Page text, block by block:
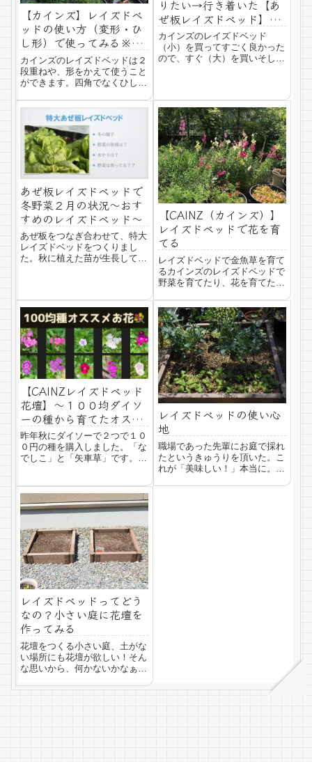
【カインズ】レイズドベ
ッドの使い方（変形・ひ
し形）で使ってみる※ひ
し形写真あり
カインズのレイズドベッドは２
段重ねや、形をかえて使うこと
ができます。四角でなくひし形
イズドベッド【ひし形】の写真
道がうねっているので、レイズ
ドベッドをひし形にして並べて
います。こちらは...
りたい→行き着いた【あ
ぜ板レイズドベッド】意
外なメリットに納得
カインズのレイズドベッド
（小）を買ってすごく良かった
ので、すぐ（大）を買いそして
経ちます。今回は、あぜ板レイ
ズドベッドの意外なメリットを
ご紹介します。あぜ板...
あぜ板レイズドベッドで
冬野菜２月の状況〜おす
すめのレイズドベッド〜
あぜ板をつなぎ合わせて、特大
レイズドベッドをつくりまし
た。秋に植えた苗が生長してい
知ったわたしは、野菜作りや花
づくりなどのガーデニングの楽
しさを知りました。...
【CAINZ（カインズ）】
レイズドベッドで花を育
てる
レイズドベッドで金魚草を育て
るカインズのレイズドベッドで
野菜を育てたり、花を育てた
３年目にして花を育ててみたの
でその経過を記録しておこうと
思います。カラフルに咲いた金
魚草です♪いろんな色で咲く金
魚草今まで、花より...
【CAINZレイズドベッド
花壇】〜１００均ダイソ
ーの種から育てたオスス
メのお花〜
昨年秋にダイソーで２つで１０
０円の種を購入しました。「な
でしこ」と「矢車草」です。こ
ポット苗を植えていきます。そ
れが１０月くらいです。種はポ
ットに一つひとつ撒いたのでレ
イズドベッド...
レイズドベッドの使い心
地
職場であった先輩にお庭で採れ
たというきゅうりを頂いた。こ
れが「美味しい！」本当に。そ
レイズドベッドってどう
なの？小さい庭に花壇を
作ってみる
花壇をつくる小さい庭、土がな
い場所にも花壇が欲しい！そん
な思いから、何かないかなぁ、
解決してくれるもの、それ